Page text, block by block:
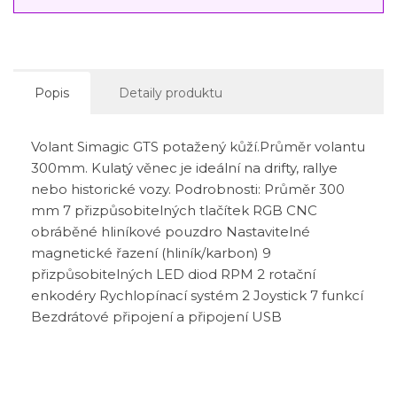
Popis Detaily produktu
Volant Simagic GTS potažený kůží.Průměr volantu
300mm. Kulatý věnec je ideální na drifty, rallye
nebo historické vozy. Podrobnosti: Průměr 300
mm 7 přizpůsobitelných tlačítek RGB CNC
obráběné hliníkové pouzdro Nastavitelné
magnetické řazení (hliník/karbon) 9
přizpůsobitelných LED diod RPM 2 rotační
enkodéry Rychlopínací systém 2 Joystick 7 funkcí
Bezdrátové připojení a připojení USB